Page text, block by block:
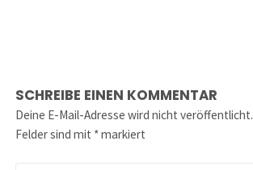
SCHREIBE EINEN KOMMENTAR
Deine E-Mail-Adresse wird nicht veröffentlicht.
Felder sind mit *markiert